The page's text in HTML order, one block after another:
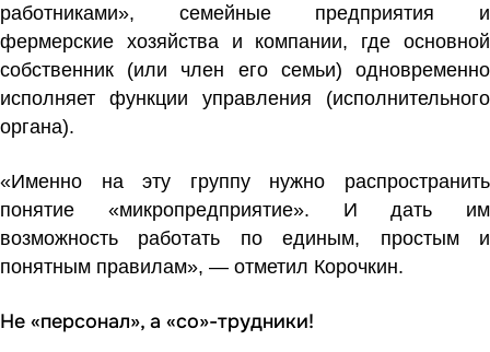
работниками», семейные предприятия и
фермерские хозяйства и компании, где основной
собственник (или член его семьи) одновременно
исполняет функции управления (исполнительного
органа).
«Именно на эту группу нужно распространить
понятие «микропредприятие». И дать им
возможность работать по единым, простым и
понятным правилам», — отметил Корочкин.
Не «персонал», а «со»-трудники!